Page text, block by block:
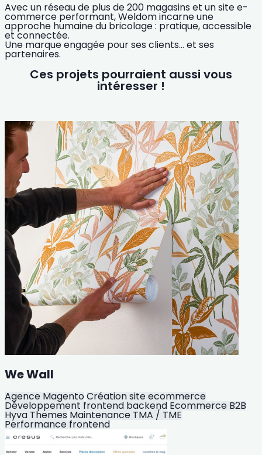
Avec un réseau de plus de 200 magasins et un site e-
commerce performant, Weldom incarne une
approche humaine du bricolage : pratique, accessible
et connectée.
Une marque engagée pour ses clients… et ses
partenaires.
Ces projets pourraient aussi vous
intéresser !
We Wall
Agence MagentoCréation site ecommerce
Développement frontend backend Ecommerce B2B
Hyva Themes Maintenance TMA / TME
Performance frontend